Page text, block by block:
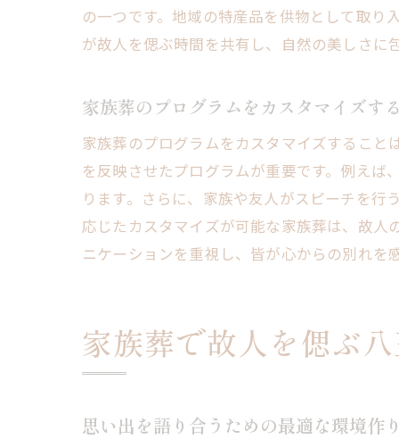
の一つです。地域の特産品を供物として取
が故人を偲ぶ時間を共有し、自然の美しさ
家族葬のプログラムをカスタマイズす
家族葬のプログラムをカスタマイズするこ
を反映させたプログラムが重要です。例え
ります。さらに、家族や友人がスピーチを
応じたカスタマイズが可能な家族葬は、故人
ニケーションを重視し、皆が心からの別れ
家族葬で故人を偲ぶ
思い出を語り合うための最適な環境作